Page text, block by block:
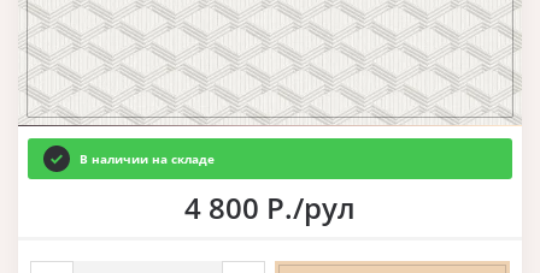
В наличии на складе
4 800 Р./рул